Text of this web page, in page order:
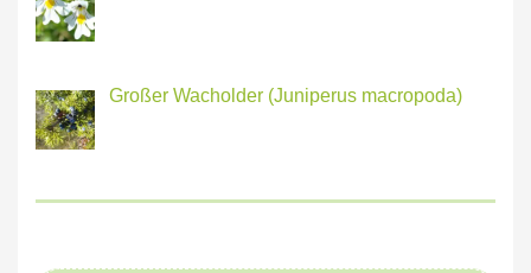
Großer Wacholder (Juniperus macropoda)